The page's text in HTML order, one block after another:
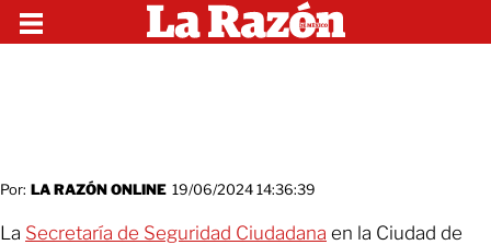
Por: LA RAZÓN ONLINE 19/06/2024 14:36:39
La Secretaría de Seguridad Ciudadana en la Ciudad de